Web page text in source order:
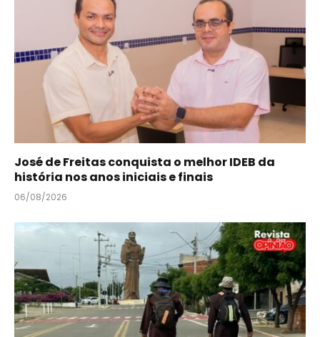
José de Freitas conquista o melhor IDEB da
história nos anos iniciais e finais
06/08/2026